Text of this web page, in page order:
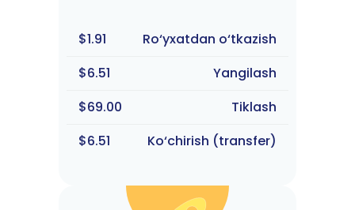
$1.91
Ro‘yxatdan o‘tkazish
$6.51
Yangilash
$69.00
Tiklash
$6.51
Ko‘chirish (transfer)